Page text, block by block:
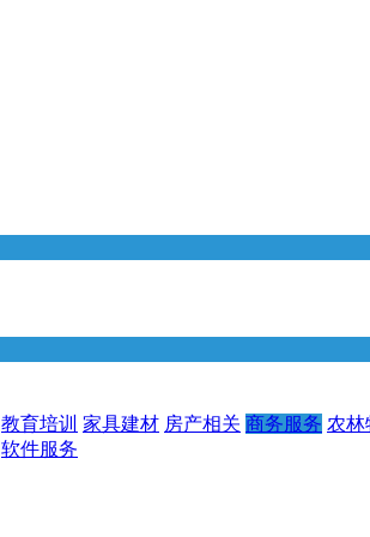
教育培训 家具建材 房产相关 商务服务 农林
软件服务